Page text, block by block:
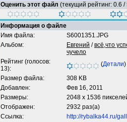
Оценить этот файл (текущий рейтинг: 0.6 /
Информация о файле
Имя файла:
S6001351.JPG
Альбом:
Евгений /всё,что
чучело
Рейтинг (голосов:
13):
(Детали)
Размер файла:
308 KB
Добавлен:
Фев 16, 2011
Размеры:
2048 x 1536
Отображен:
2932 раз(а)
Ссылка:
http://rybalka44.ru/